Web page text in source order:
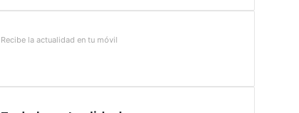
Recibe la actualidad en tu móvil